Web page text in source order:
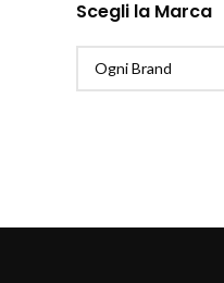
Scegli la Marca